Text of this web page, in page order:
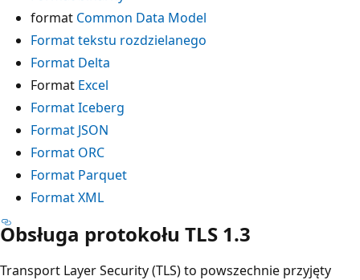
format Common Data Model
Format tekstu rozdzielanego
Format Delta
Format Excel
Format Iceberg
Format JSON
Format ORC
Format Parquet
Format XML
Obsługa protokołu TLS 1.3
Transport Layer Security (TLS) to powszechnie przyjęty